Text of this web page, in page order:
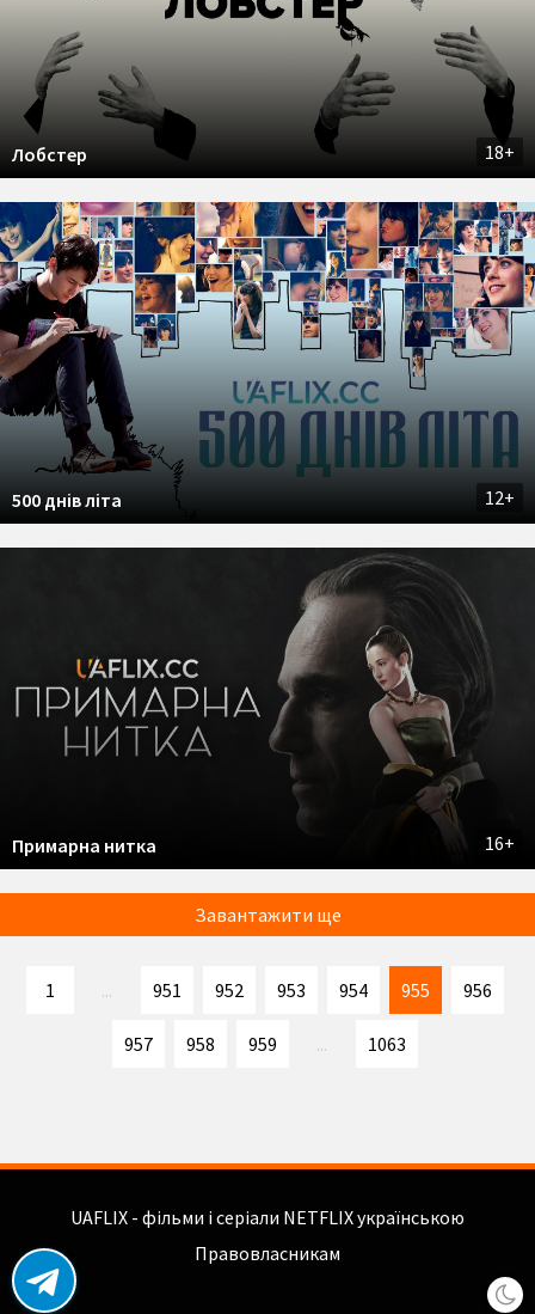
18+
Лобстер
12+
500 днів літа
16+
Примарна нитка
Завантажити ще
1 ... 951 952 953 954 955 956
957 958 959 ... 1063
UAFLIX - фільми і серіали NETFLIX українською
Правовласникам